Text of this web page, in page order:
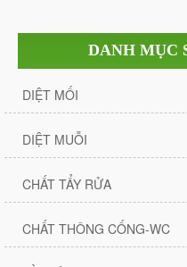
DANH MỤC
DIỆT MỐI
DIỆT MUỖI
CHẤT TẨY RỬA
CHẤT THÔNG CỐNG-WC